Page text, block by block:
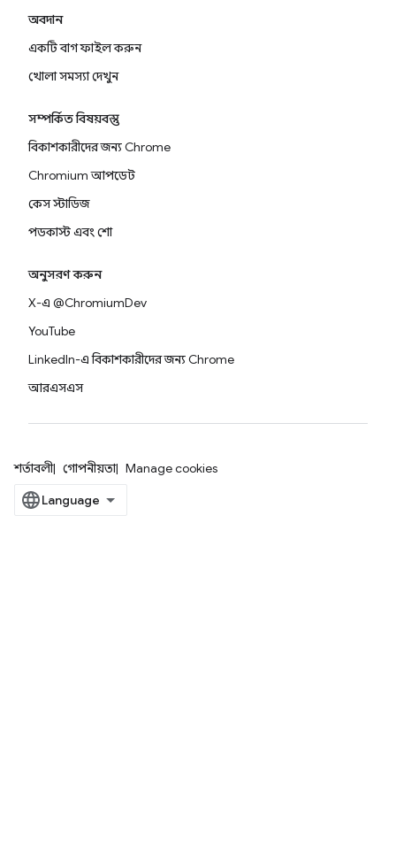
অবদান
একটি বাগ ফাইল করুন
খোলা সমস্যা দেখুন
সম্পর্কিত বিষয়বস্তু
বিকাশকারীদের জন্য Chrome
Chromium আপডেট
কেস স্টাডিজ
পডকাস্ট এবং শো
অনুসরণ করুন
X-এ @ChromiumDev
YouTube
LinkedIn-এ বিকাশকারীদের জন্য Chrome
আরএসএস
শর্তাবলী গোপনীয়তা Manage cookies